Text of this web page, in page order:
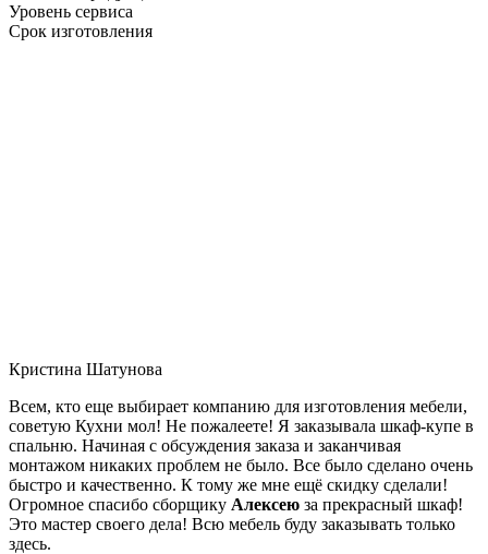
Уровень сервиса
Срок изготовления
Кристина Шатунова
Всем, кто еще выбирает компанию для изготовления мебели,
советую Кухни мол! Не пожалеете! Я заказывала шкаф-купе в
спальню. Начиная с обсуждения заказа и заканчивая
монтажом никаких проблем не было. Все было сделано очень
быстро и качественно. К тому же мне ещё скидку сделали!
Огромное спасибо сборщику Алексею за прекрасный шкаф!
Это мастер своего дела! Всю мебель буду заказывать только
здесь.